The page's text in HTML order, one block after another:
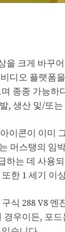
을 크게 바꾸
디오 플랫폼
종종 가능
, 생산 및/또
이콘이 이미
머스탱의 임
하는 데 사용
한 1 세기 이
식 288 V8
경우이든, 포